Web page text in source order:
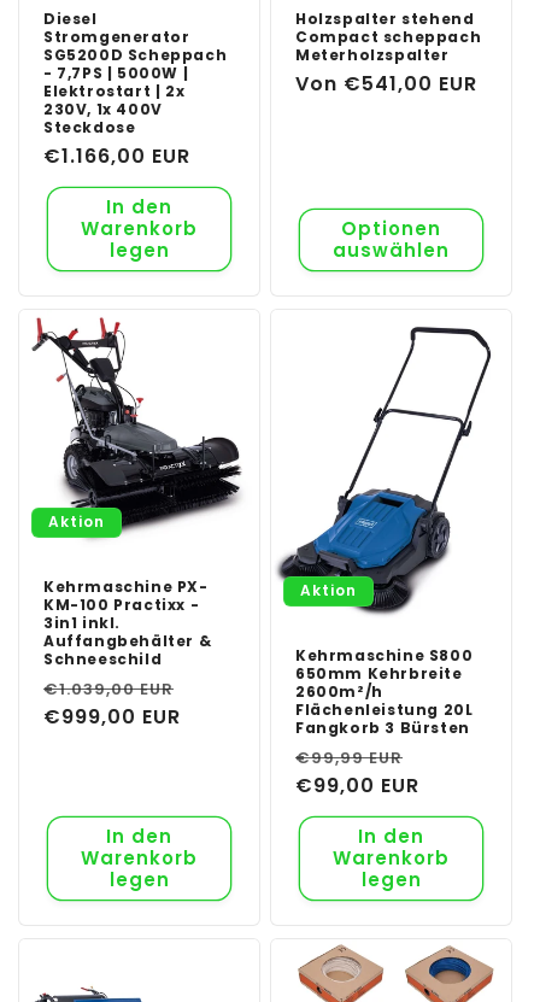
Diesel
Stromgenerator
SG5200D Scheppach
- 7,7PS | 5000W |
Elektrostart | 2x
230V, 1x 400V
Steckdose
Normaler
Preis
€1.166,00 EUR
In den
Warenkorb
legen
Holzspalter stehend
Compact scheppach
Meterholzspalter
Normaler
Von €541,00 EUR
Optionen
auswählen
Aktion
Kehrmaschine PX-
KM-100 Practixx -
3in1 inkl.
Auffangbehälter &
Schneeschild
Normaler
Preis
€1.039,00 EUR
Verkaufspreis
€999,00 EUR
In den
Warenkorb
legen
Aktion
Kehrmaschine S800
650mm Kehrbreite
2600m²/h
Flächenleistung 20L
Fangkorb 3 Bürsten
Normaler
Preis
€99,99 EUR
€99,00 EUR
In den
Warenkorb
legen